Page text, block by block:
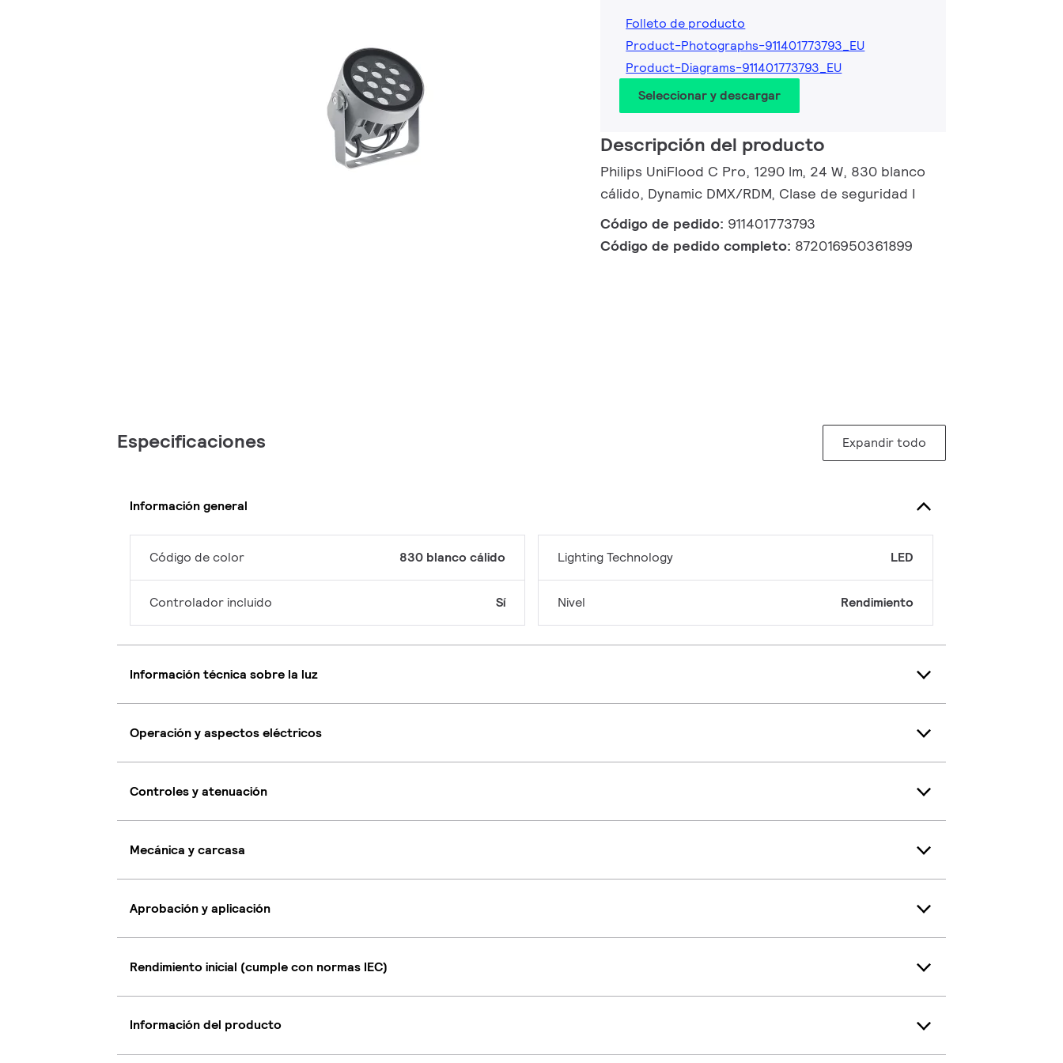
Folleto de producto
Product-Photographs-911401773793_EU
Product-Diagrams-911401773793_EU
Seleccionar y descargar
Descripción del producto
Philips UniFlood C Pro, 1290 lm, 24 W, 830 blanco
cálido, Dynamic DMX/RDM, Clase de seguridad I
Código de pedido: 911401773793
Código de pedido completo: 872016950361899
Especificaciones Expandir todo
Información general
Código de color 830 blanco cálido
Controlador incluido Sí
Lighting Technology LED
Nivel Rendimiento
Información técnica sobre la luz
Operación y aspectos eléctricos
Controles y atenuación
Mecánica y carcasa
Aprobación y aplicación
Rendimiento inicial (cumple con normas IEC)
Información del producto